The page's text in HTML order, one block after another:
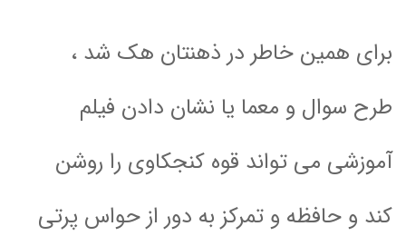
برای همین خاطر در ذهنتان هک شد ،
طرح سوال و معما یا نشان دادن فیلم
آموزشی می تواند قوه کنجکاوی را روشن
کند و حافظه و تمرکز به دور از حواس پرتی